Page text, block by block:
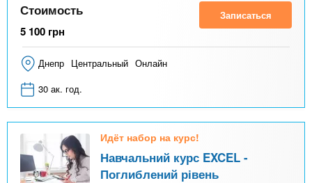
Стоимость
5 100 грн
Записаться
Днепр Центральный Онлайн
30 ак. год.
Идёт набор на курс!
Навчальний курс EXCEL -
Поглиблений рівень